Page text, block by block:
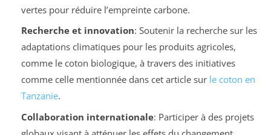
vertes pour réduire l’empreinte carbone.
Recherche et innovation: Soutenir la recherche sur les
adaptations climatiques pour les produits agricoles,
comme le coton biologique, à travers des initiatives
comme celle mentionnée dans cet article sur le coton en
Tanzanie.
Collaboration internationale: Participer à des projets